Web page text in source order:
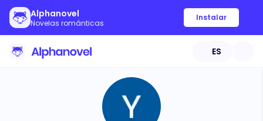
Alphanovel
Novelas románticas
Instalar
ES